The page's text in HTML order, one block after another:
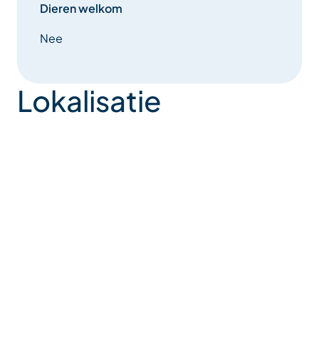
Dieren welkom
Nee
Lokalisatie